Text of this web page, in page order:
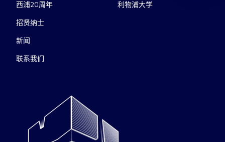
西浦20周年
招贤纳士
新闻
联系我们
利物浦大学